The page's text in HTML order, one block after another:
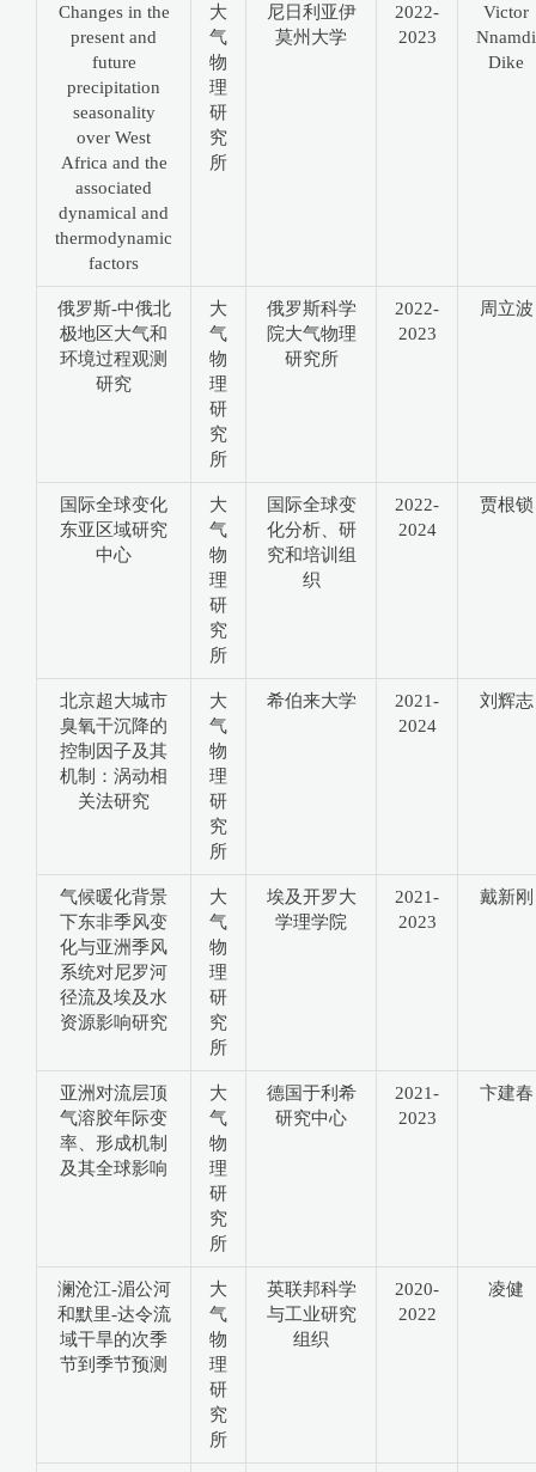
Changes in the
present and
future
precipitation
seasonality
over West
Africa and the
associated
dynamical and
thermodynamic
factors
大
气
物
理
研
究
所
尼日利亚伊
莫州大学
2022-
2023
Victor
Nnamdi
Dike
俄罗斯-中俄北
极地区大气和
环境过程观测
研究
大
气
物
理
研
究
所
俄罗斯科学
院大气物理
研究所
2022-
2023
周立波
国际全球变化
东亚区域研究
中心
大
气
物
理
研
究
所
国际全球变
化分析、研
究和培训组
织
2022-
2024
贾根锁
北京超大城市
臭氧干沉降的
控制因子及其
机制：涡动相
关法研究
大
气
物
理
研
究
所
希伯来大学
2021-
2024
刘辉志
气候暖化背景
下东非季风变
化与亚洲季风
系统对尼罗河
径流及埃及水
资源影响研究
大
气
物
理
研
究
所
埃及开罗大
学理学院
2021-
2023
戴新刚
亚洲对流层顶
气溶胶年际变
率、形成机制
及其全球影响
大
气
物
理
研
究
所
德国于利希
研究中心
2021-
2023
卞建春
澜沧江-湄公河
和默里-达令流
域干旱的次季
节到季节预测
大
气
物
理
研
究
所
英联邦科学
与工业研究
组织
2020-
2022
凌健